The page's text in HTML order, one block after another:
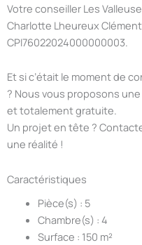
Votre conseiller Les
Charlotte Lheureux Clément
CPI76022024000000003.
Et si c’était le moment de
? Nous vous proposons
et totalement gratuite.
Un projet en tête ?
une réalité !
Caractéristiques
Pièce(s) : 5
Chambre(s) : 4
Surface : 150 m²